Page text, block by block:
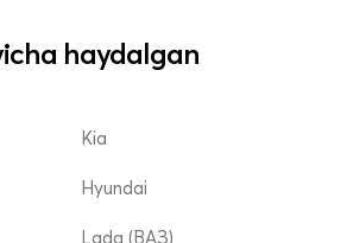
haydalgan
Kia
Hyundai
Lada (ВАЗ)